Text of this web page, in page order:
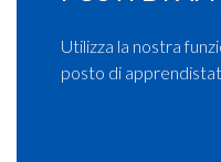
Utilizza la nostra
posto di